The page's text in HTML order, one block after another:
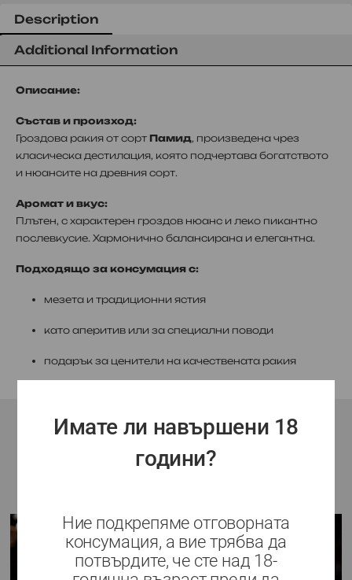
Description
Additional Information
Описание:
Състав и произход:
Гроздова ракия от сорт Памид, произведена чрез
класическа дестилация, която подчертава богатството
и нюансите на древния сорт.
Аромат и вкус:
Плътен, с характерен гроздов нюанс и леко пикантно
послевкусие. Хармонично балансирана и елегантна.
Подходящо за консумация с:
мезета и традиционни ястия
като аперитив или за специални поводи
подарък за ценители на качествената ракия
Подобни продукти
НЯМА НАЛИЧНОСТ
Имате ли навършени 18
години?
Ние подкрепяме отговорната
консумация, а вие трябва да
потвърдите, че сте над 18-